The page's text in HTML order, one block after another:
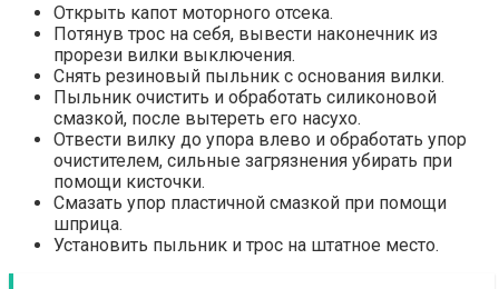
Открыть капот моторного отсека.
Потянув трос на себя, вывести наконечник из
прорези вилки выключения.
Снять резиновый пыльник с основания вилки.
Пыльник очистить и обработать силиконовой
смазкой, после вытереть его насухо.
Отвести вилку до упора влево и обработать упор
очистителем, сильные загрязнения убирать при
помощи кисточки.
Смазать упор пластичной смазкой при помощи
шприца.
Установить пыльник и трос на штатное место.